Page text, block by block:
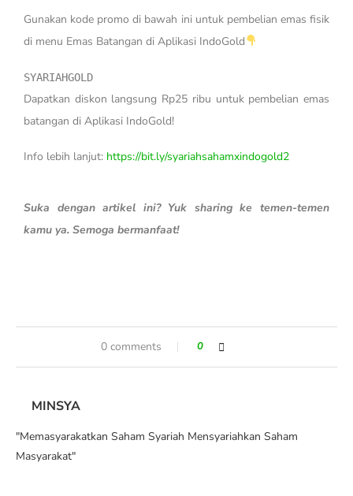
Gunakan kode promo di bawah ini untuk pembelian emas fisik
di menu Emas Batangan di Aplikasi IndoGold
SYARIAHGOLD
Dapatkan diskon langsung Rp25 ribu untuk pembelian emas
batangan di Aplikasi IndoGold!
Info lebih lanjut: https://bit.ly/syariahsahamxindogold2
Suka dengan artikel ini? Yuk sharing ke temen-temen
kamu ya. Semoga bermanfaat!
0 comments 0
MINSYA
"Memasyarakatkan Saham Syariah Mensyariahkan Saham
Masyarakat"